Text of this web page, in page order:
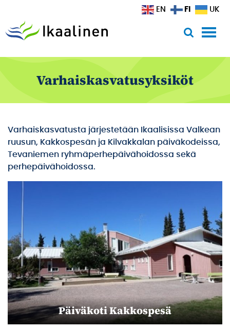
Varhaiskasvatusyksiköt
Varhaiskasvatusta järjestetään Ikaalisissa Valkean
ruusun, Kakkospesän ja Kilvakkalan päiväkodeissa,
Tevaniemen ryhmäperhepäivähoidossa sekä
perhepäivähoidossa.
Päiväkoti Kakkospesä
EN FI UK